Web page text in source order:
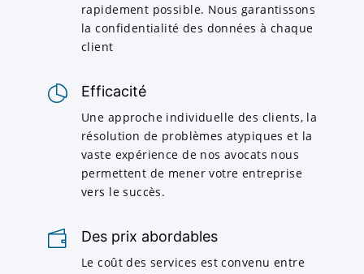
rapidement possible. Nous garantissons
la confidentialité des données à chaque
client
Efficacité
Une approche individuelle des clients, la
résolution de problèmes atypiques et la
vaste expérience de nos avocats nous
permettent de mener votre entreprise
vers le succès.
Des prix abordables
Le coût des services est convenu entre